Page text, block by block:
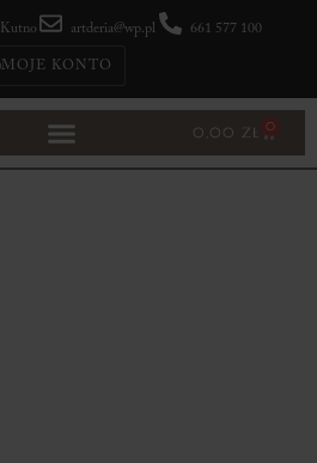
MOJE KONTO
Kutno artderia@wp.pl 661 577 100
0,00 ZŁ 0